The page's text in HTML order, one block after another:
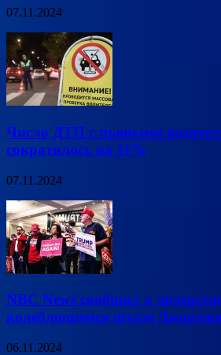
07.11.2024
Число ДТП с пьяными
сократилось на 11%
07.11.2024
NBC News сообщил о
колеблющемся штате
06.11.2024